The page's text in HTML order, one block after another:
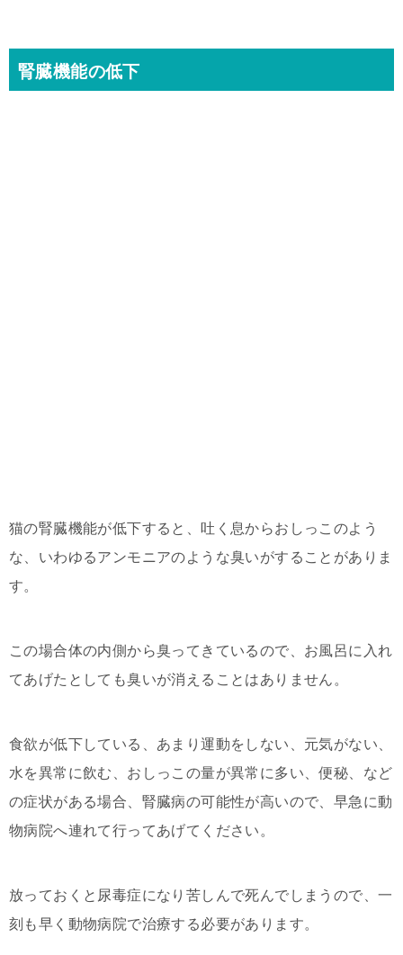
腎臓機能の低下
猫の腎臓機能が低下すると、吐く息からおしっこのよう
な、いわゆるアンモニアのような臭いがすることがありま
す。
この場合体の内側から臭ってきているので、お風呂に入れ
てあげたとしても臭いが消えることはありません。
食欲が低下している、あまり運動をしない、元気がない、
水を異常に飲む、おしっこの量が異常に多い、便秘、など
の症状がある場合、腎臓病の可能性が高いので、早急に動
物病院へ連れて行ってあげてください。
放っておくと尿毒症になり苦しんで死んでしまうので、一
刻も早く動物病院で治療する必要があります。